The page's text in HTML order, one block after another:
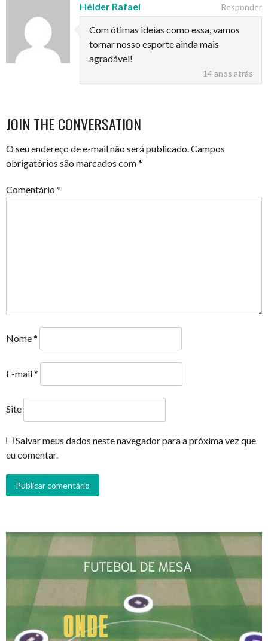
Hélder Rafael
14 anos atrás
Com ótimas ideias como essa, vamos
tornar nosso esporte ainda mais
agradável!
Responder
JOIN THE CONVERSATION
O seu endereço de e-mail não será publicado.Campos
obrigatórios são marcados com*
Comentário *
Nome*
E-mail*
Site
Salvar meus dados neste navegador para a próxima vez que
eu comentar.